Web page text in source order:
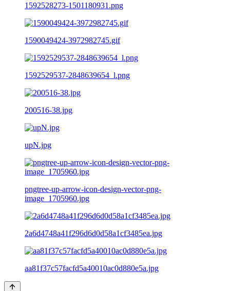
1592528273-1501180931.png
1590049424-3972982745.gif
1592529537-2848639654_l.png
200516-38.jpg
upN.jpg
pngtree-up-arrow-icon-design-vector-png-
image_1705960.jpg
2a6d4748a41f296d6d0d58a1cf3485ea.jpg
aa81f37c57facfd5a40010ac0d880e5a.jpg